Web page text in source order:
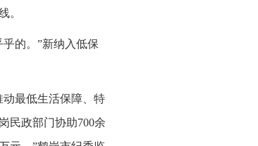
。
的。”新纳入低保
最低生活保障、特
民政部门协助700余